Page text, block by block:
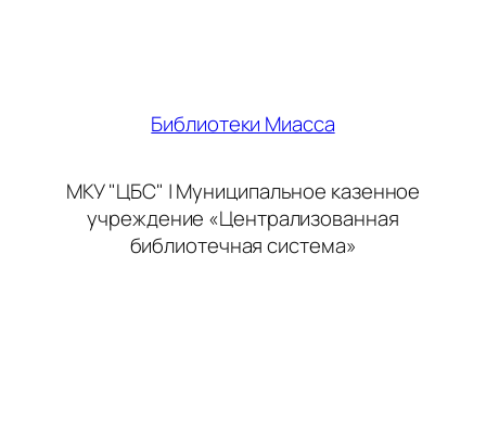
Библиотеки Миасса
МКУ "ЦБС" | Муниципальное казенное
учреждение «Централизованная
библиотечная система»